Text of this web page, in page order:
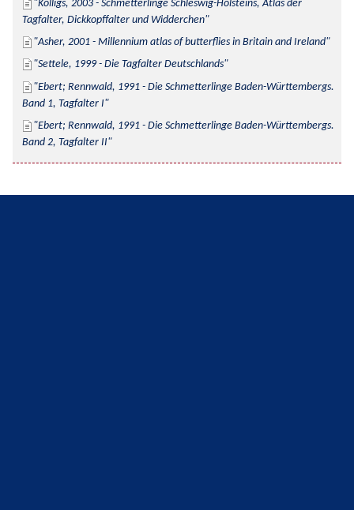
Kolligs, 2003 - Schmetterlinge Schleswig-Holsteins, Atlas der
Tagfalter, Dickkopffalter und Widderchen
Asher, 2001 - Millennium atlas of butterflies in Britain and Ireland
Settele, 1999 - Die Tagfalter Deutschlands
Ebert; Rennwald, 1991 - Die Schmetterlinge Baden-Württembergs.
Band 1, Tagfalter I
Ebert; Rennwald, 1991 - Die Schmetterlinge Baden-Württembergs.
Band 2, Tagfalter II